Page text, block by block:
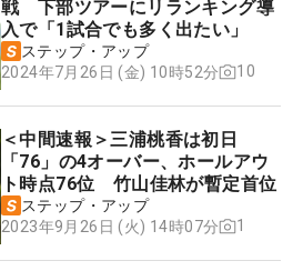
戦 下部ツアーにリランキング導
入で「1試合でも多く出たい」
ステップ・アップ
2024年7月26日 (金) 10時52分
10
＜中間速報＞三浦桃香は初日
「76」の4オーバー、ホールアウ
ト時点76位 竹山佳林が暫定首位
ステップ・アップ
2023年9月26日 (火) 14時07分
1